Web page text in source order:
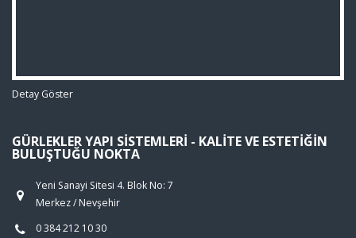
Detay Göster
GÜRLEKLER YAPI SISTEMLERI - KALITE VE ESTETIĞIN
BULUŞTUĞU NOKTA
Yeni Sanayi Sitesi 4. Blok No: 7
Merkez / Nevşehir
0 384 212 10 30